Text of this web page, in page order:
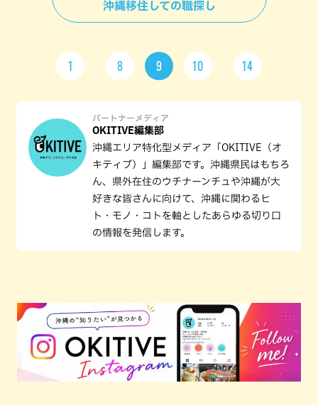
沖縄移住しての職探し
1 8 9 10 14
パートナーメディア
OKITIVE編集部
沖縄エリア特化型メディア「OKITIVE（オ
キティブ）」編集部です。沖縄県民はもちろ
ん、県外在住のウチナーンチュや沖縄が大
好きな皆さんに向けて、沖縄に関わるヒ
ト・モノ・コトを軸としたあらゆる切り口
の情報を発信します。